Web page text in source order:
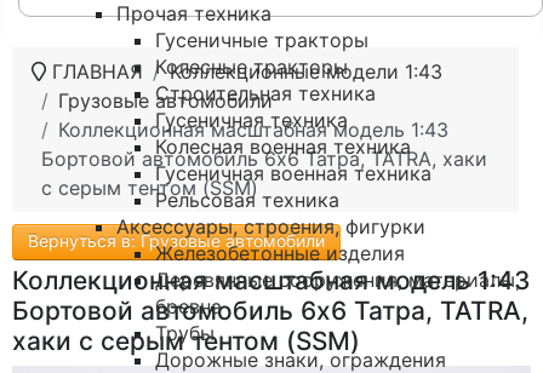
Прочая техника
Гусеничные тракторы
Колесные тракторы
Строительная техника
Гусеничная техника
Колесная военная техника
Гусеничная военная техника
Рельсовая техника
Аксессуары, строения, фигурки
Железобетонные изделия
Деревянные сооружения, материалы,
бревна
Трубы
Дорожные знаки, ограждения
ГЛАВНАЯ
Коллекционные модели 1:43
Грузовые автомобили
Коллекционная масштабная модель 1:43
Бортовой автомобиль 6х6 Татра, TATRA, хаки
с серым тентом (SSM)
Вернуться в: Грузовые автомобили
Коллекционная масштабная модель 1:43
Бортовой автомобиль 6х6 Татра, TATRA,
хаки с серым тентом (SSM)